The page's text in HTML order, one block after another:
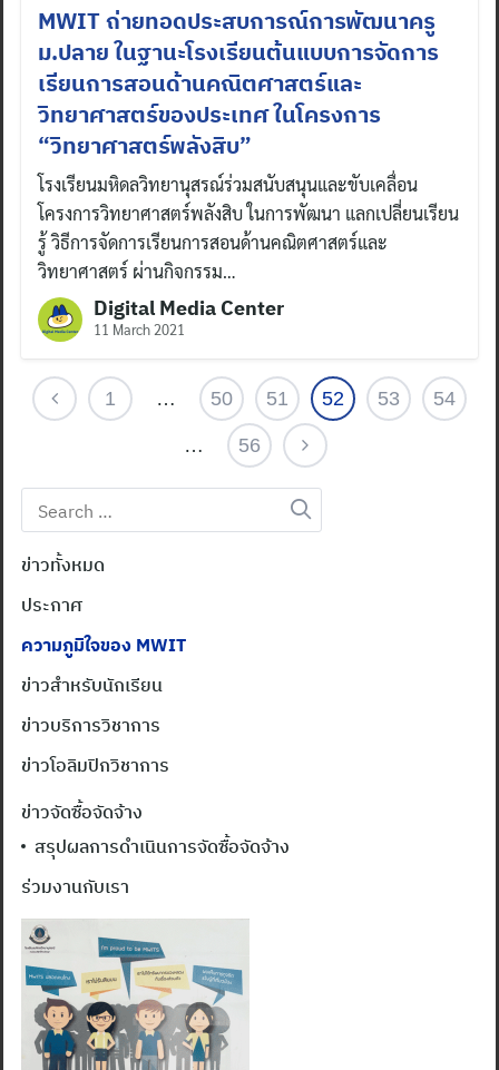
Search
for:
MWIT ถ่ายทอดประสบการณ์การพัฒนาครู
ม.ปลาย ในฐานะโรงเรียนต้นแบบการจัดการ
เรียนการสอนด้านคณิตศาสตร์และ
วิทยาศาสตร์ของประเทศ ในโครงการ
“วิทยาศาสตร์พลังสิบ”
โรงเรียนมหิดลวิทยานุสรณ์ร่วมสนับสนุนและขับเคลื่อน
โครงการวิทยาศาสตร์พลังสิบ ในการพัฒนา แลกเปลี่ยนเรียน
รู้ วิธีการจัดการเรียนการสอนด้านคณิตศาสตร์และ
วิทยาศาสตร์ ผ่านกิจกรรม…
Digital Media Center
11 March 2021
1 … 50 51 52 53 54
… 56
Search
for:
ข่าวทั้งหมด
ประกาศ
ความภูมิใจของ MWIT
ข่าวสำหรับนักเรียน
ข่าวบริการวิชาการ
ข่าวโอลิมปิกวิชาการ
ข่าวจัดซื้อจัดจ้าง
สรุปผลการดำเนินการจัดซื้อจัดจ้าง
ร่วมงานกับเรา